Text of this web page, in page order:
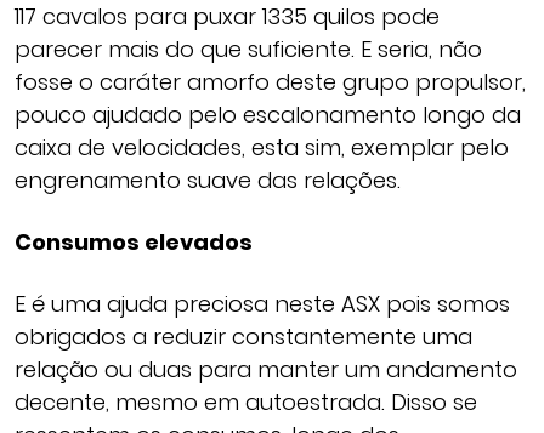
117 cavalos para puxar 1335 quilos pode
parecer mais do que suficiente. E seria, não
fosse o caráter amorfo deste grupo propulsor,
pouco ajudado pelo escalonamento longo da
caixa de velocidades, esta sim, exemplar pelo
engrenamento suave das relações.
Consumos elevados
E é uma ajuda preciosa neste ASX pois somos
obrigados a reduzir constantemente uma
relação ou duas para manter um andamento
decente, mesmo em autoestrada. Disso se